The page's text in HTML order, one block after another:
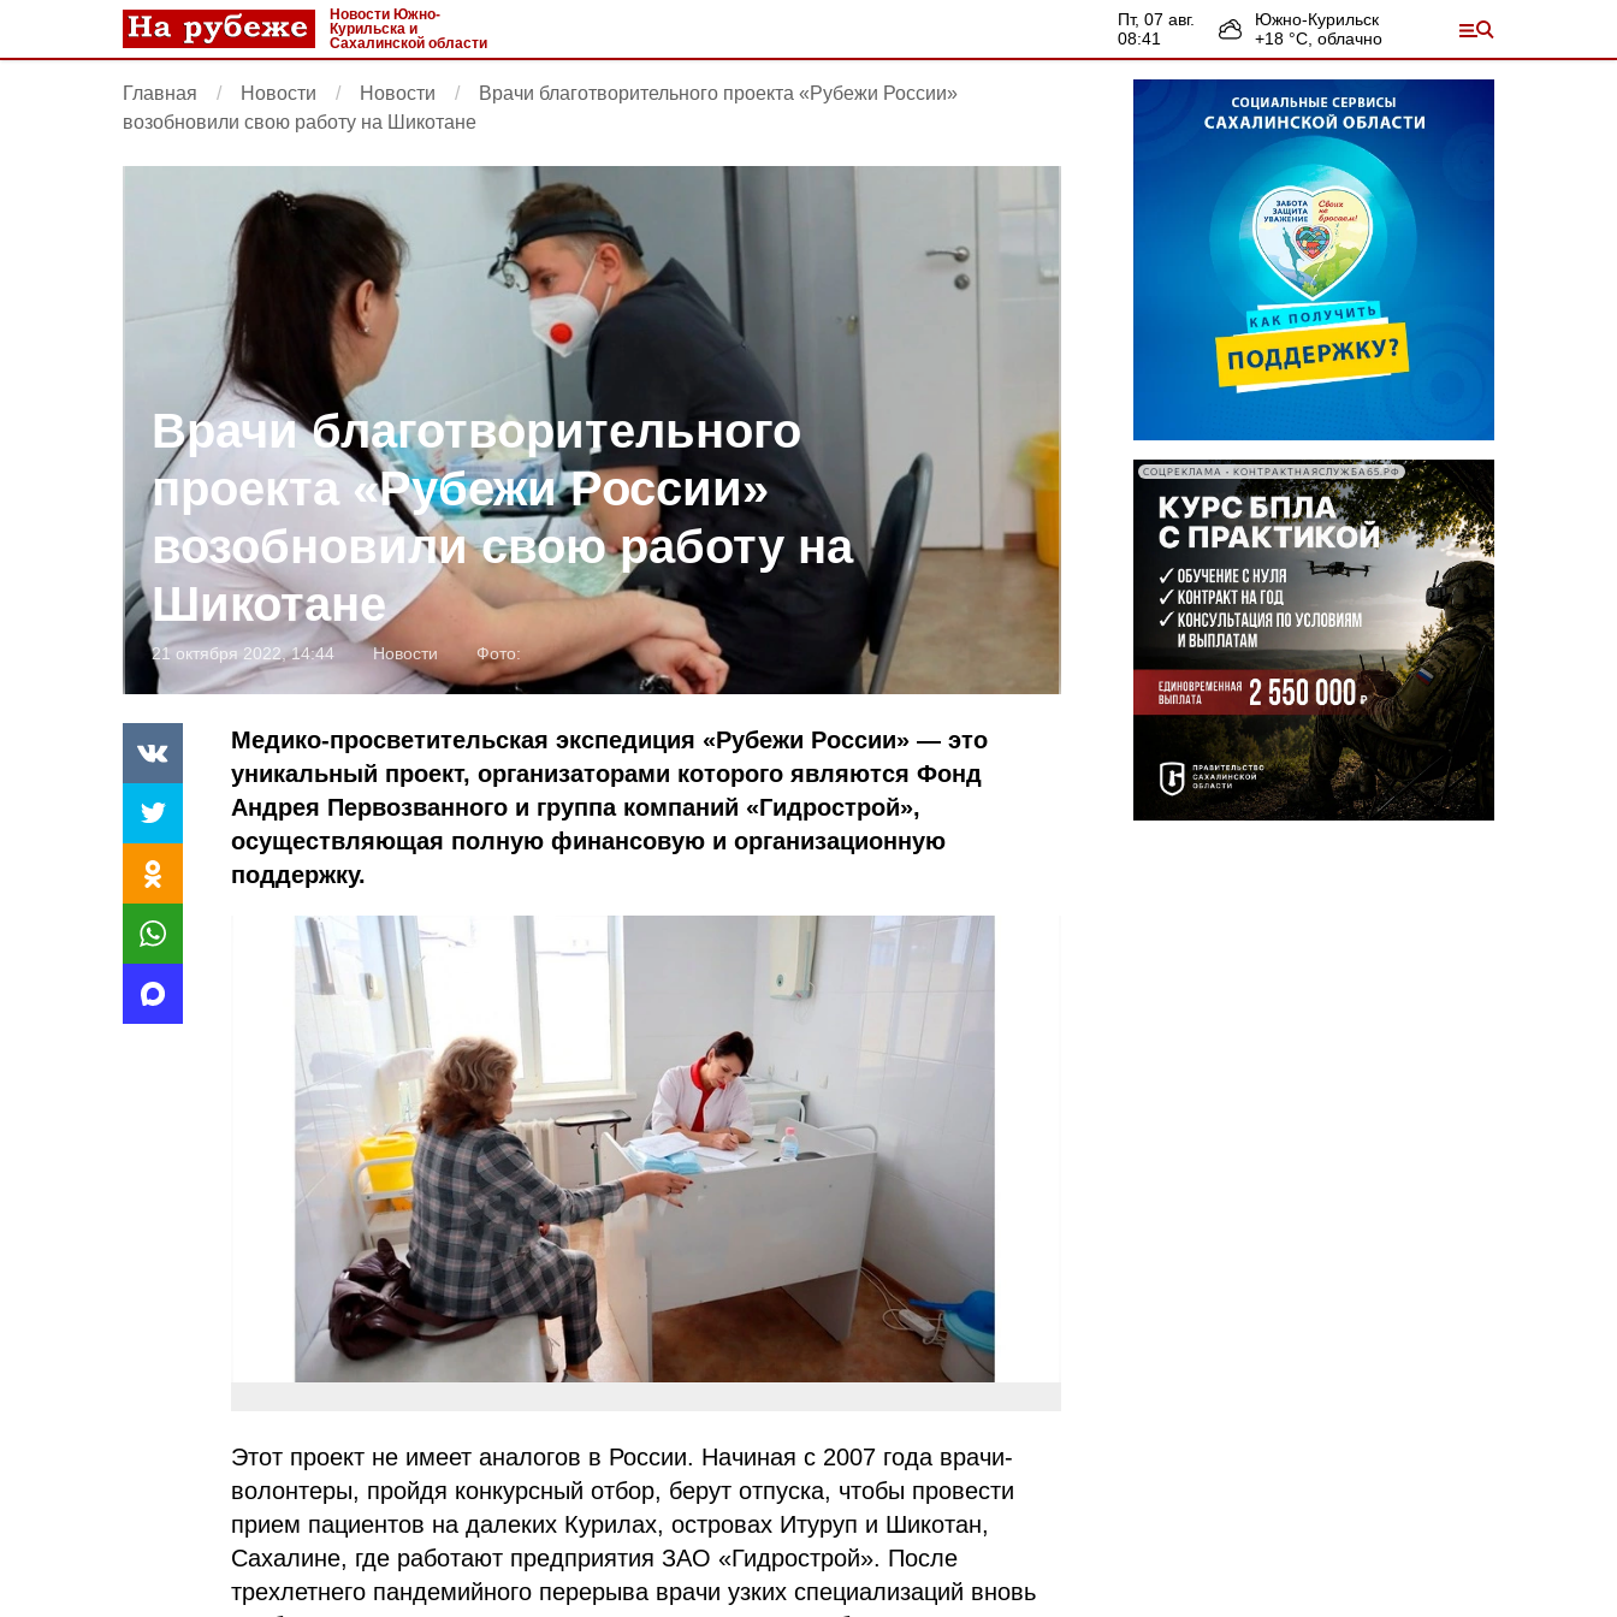
Новости Южно-
Курильска и
Сахалинской области
пт, 07 авг.
08:41
Южно-Курильск
+18 °С, облачно
Главная Новости Новости
Врачи благотворительного проекта «Рубежи России»
возобновили свою работу на Шикотане
Врачи благотворительного
проекта «Рубежи России»
возобновили свою работу на
Шикотане
21 октября 2022, 14:44 Новости Фото:
Медико-просветительская экспедиция «Рубежи России» — это
уникальный проект, организаторами которого являются Фонд
Андрея Первозванного и группа компаний «Гидрострой»,
осуществляющая полную финансовую и организационную
поддержку.
Этот проект не имеет аналогов в России. Начиная с 2007 года врачи-
волонтеры, пройдя конкурсный отбор, берут отпуска, чтобы провести
прием пациентов на далеких Курилах, островах Итуруп и Шикотан,
Сахалине, где работают предприятия ЗАО «Гидрострой». После
трехлетнего пандемийного перерыва врачи узких специализаций вновь
СОЦРЕКЛАМА • КОНТРАКТНАЯСЛУЖБА65.РФ